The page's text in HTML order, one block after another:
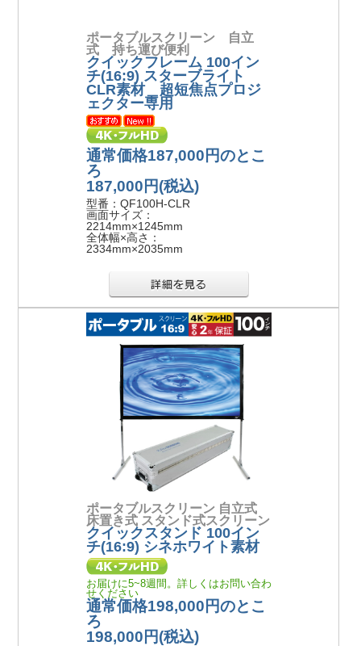
ポータブルスクリーン 自立
式 持ち運び便利
クイックフレーム 100イン
チ(16:9) スターブライト
CLR素材＿超短焦点プロジ
ェクター専用
通常価格187,000円のとこ
ろ
187,000円(税込)
型番：QF100H-CLR
画面サイズ：
2214mm×1245mm
全体幅×高さ：
2334mm×2035mm
ポータブルスクリーン 自立式
床置き式 スタンド式スクリーン
クイックスタンド 100イン
チ(16:9) シネホワイト素材
お届けに5~8週間。詳しくはお問い合わ
せください
通常価格198,000円のとこ
ろ
198,000円(税込)